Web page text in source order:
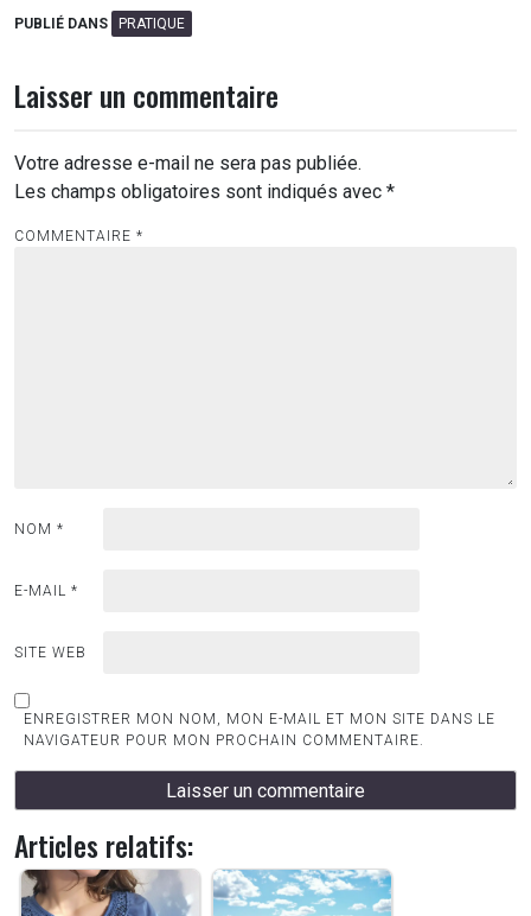
PUBLIÉ DANS PRATIQUE
Laisser un commentaire
Votre adresse e-mail ne sera pas publiée.
Les champs obligatoires sont indiqués avec *
COMMENTAIRE *
NOM *
E-MAIL *
SITE WEB
ENREGISTRER MON NOM, MON E-MAIL ET MON SITE DANS LE
NAVIGATEUR POUR MON PROCHAIN COMMENTAIRE.
Articles relatifs: